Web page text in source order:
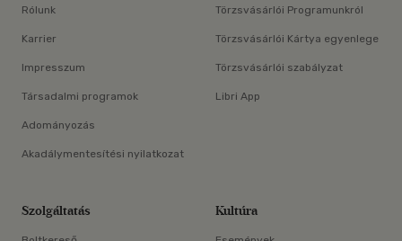
Rólunk
Karrier
Impresszum
Társadalmi programok
Adományozás
Akadálymentesítési nyilatkozat
Törzsvásárlói Programunkról
Törzsvásárlói Kártya egyenlege
Törzsvásárlói szabályzat
Libri App
Szolgáltatás Kultúra